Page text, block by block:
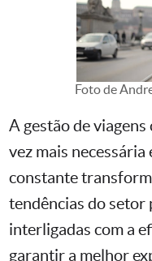
Foto de
A gestão de
vez mais necessária
constante
tendências do setor
interligadas com a
garantir a melhor